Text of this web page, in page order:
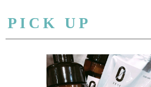
PICK UP